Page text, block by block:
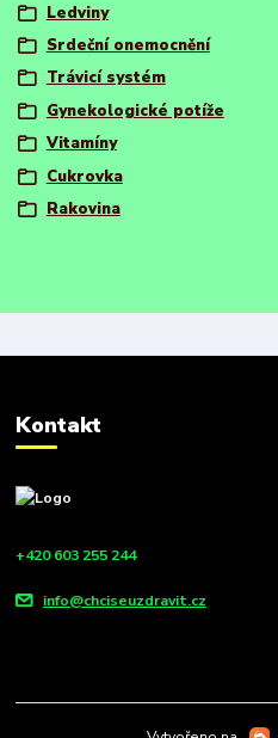
Ledviny
Srdeční onemocnění
Trávicí systém
Gynekologické potíže
Vitamíny
Cukrovka
Rakovina
Kontakt
+420 603 255 244
info@chciseuzdravit.cz